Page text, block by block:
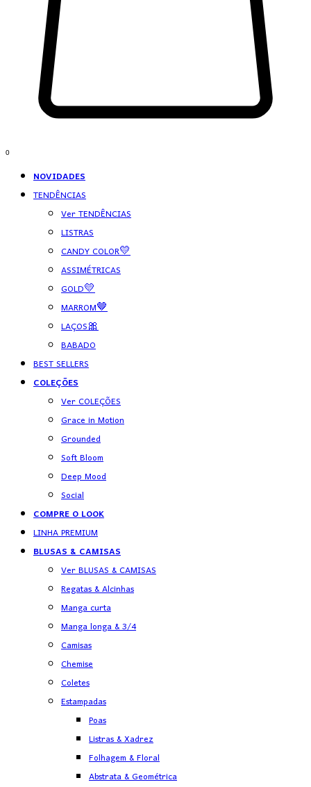
0
NOVIDADES
TENDÊNCIAS
Ver TENDÊNCIAS
LISTRAS
CANDY COLOR💛
ASSIMÉTRICAS
GOLD💛
MARROM🤎
LAÇOS🎀
BABADO
BEST SELLERS
COLEÇÕES
Ver COLEÇÕES
Grace in Motion
Grounded
Soft Bloom
Deep Mood
Social
COMPRE O LOOK
LINHA PREMIUM
BLUSAS & CAMISAS
Ver BLUSAS & CAMISAS
Regatas & Alcinhas
Manga curta
Manga longa & 3/4
Camisas
Chemise
Coletes
Estampadas
Poas
Listras & Xadrez
Folhagem & Floral
Abstrata & Geométrica